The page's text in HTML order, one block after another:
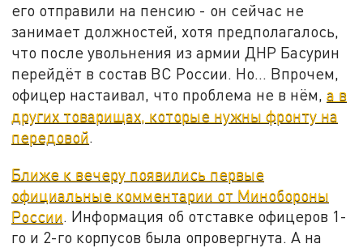
его отправили на пенсию - он сейчас не
занимает должностей, хотя предполагалось,
что после увольнения из армии ДНР Басурин
перейдёт в состав ВС России. Но... Впрочем,
офицер настаивал, что проблема не в нём,а в
других товарищах, которые нужны фронту на
передовой.
Ближе к вечеру появились первые
официальные комментарии от Минобороны
России. Информация об отставке офицеров 1-
го и 2-го корпусов была опровергнута. А на